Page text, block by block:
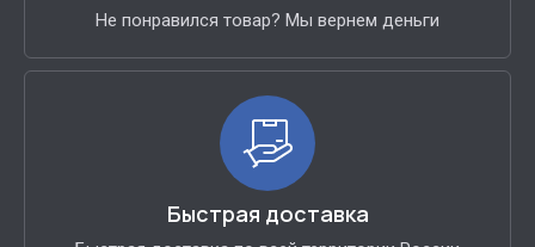
Не понравился товар? Мы вернем деньги
Быстрая доставка